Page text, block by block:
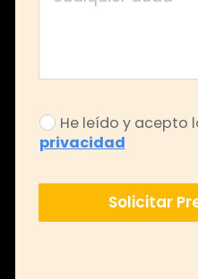
He leído y acepto
privacidad
Solicitar